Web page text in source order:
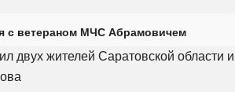
с ветераном МЧС Абрамовичем